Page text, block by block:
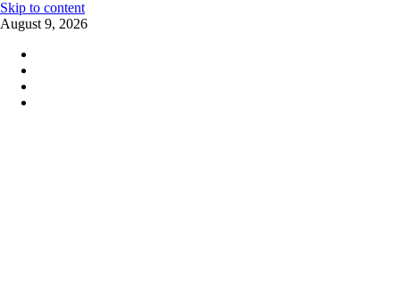
Skip to content
August 9, 2026